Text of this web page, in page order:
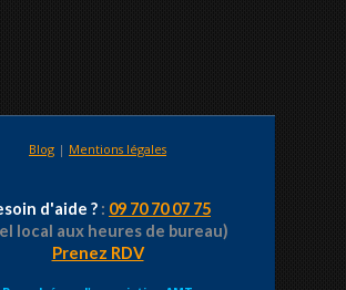
Blog | Mentions légales
d'aide ? : 09 70 70 07 75
local aux heures de bureau)
Prenez RDV